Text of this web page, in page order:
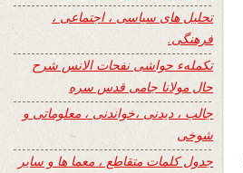
تحلیل های سیاسی ، اجتماعی ،
فرهنگی.
تکملهء حواشی نفحات الانس شرح
حال مولانا جامی قدس سره
جالب ، دیدنی ،خواندنی ، معلوماتی و
شوخی
جدول کلمات متقاطع ، معما ها و سایر